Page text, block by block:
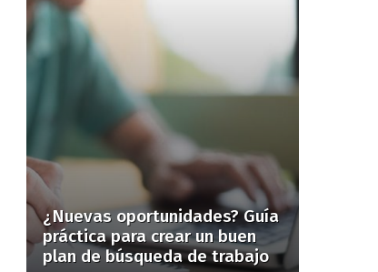
¿Nuevas oportunidades? Guía
práctica para crear un buen
plan de búsqueda de trabajo